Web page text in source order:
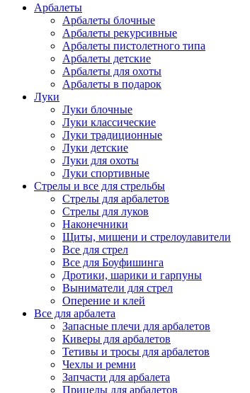
Арбалеты
Арбалеты блочные
Арбалеты рекурсивные
Арбалеты пистолетного типа
Арбалеты детские
Арбалеты для охоты
Арбалеты в подарок
Луки
Луки блочные
Луки классические
Луки традиционные
Луки детские
Луки для охоты
Луки спортивные
Стрелы и все для стрельбы
Стрелы для арбалетов
Стрелы для луков
Наконечники
Щиты, мишени и стрелоулавители
Все для стрел
Все для Боуфишинга
Дротики, шарики и гарпуны
Выниматели для стрел
Оперение и клей
Все для арбалета
Запасные плечи для арбалетов
Киверы для арбалетов
Тетивы и тросы для арбалетов
Чехлы и ремни
Запчасти для арбалета
Прицелы для арбалетов